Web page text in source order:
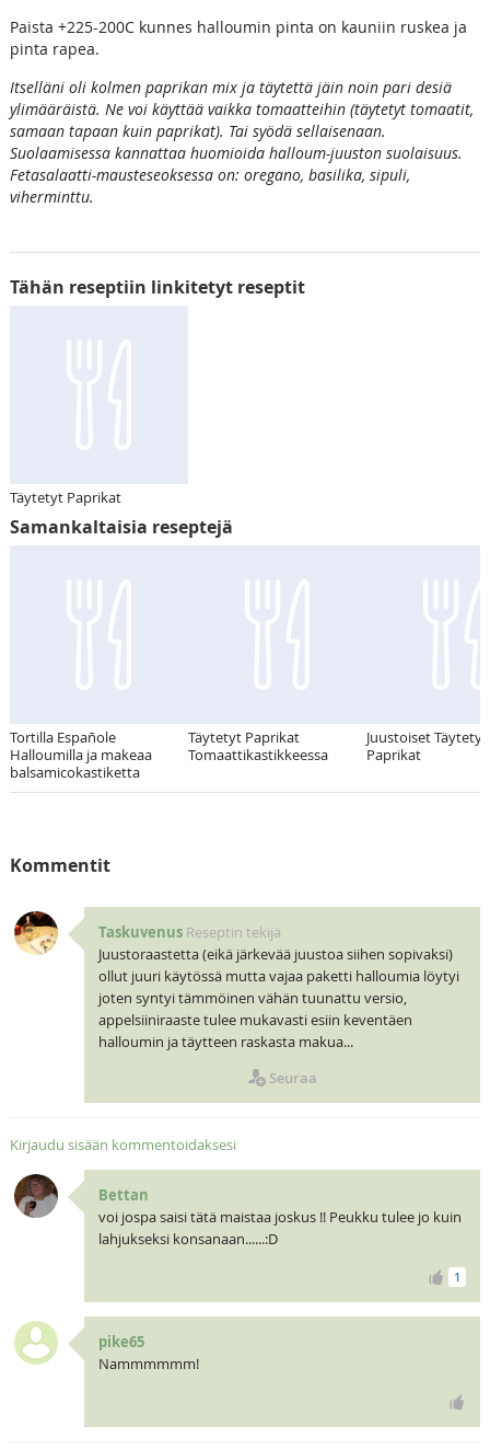
Paista +225-200C kunnes halloumin pinta on kauniin ruskea ja
pinta rapea.
Itselläni oli kolmen paprikan mix ja täytettä jäin noin pari desiä
ylimääräistä. Ne voi käyttää vaikka tomaatteihin (täytetyt tomaatit,
samaan tapaan kuin paprikat). Tai syödä sellaisenaan.
Suolaamisessa kannattaa huomioida halloum-juuston suolaisuus.
Fetasalaatti-mausteseoksessa on: oregano, basilika, sipuli,
viherminttu.
Tähän reseptiin linkitetyt reseptit
Täytetyt Paprikat
Samankaltaisia reseptejä
Tortilla Españole
Halloumilla ja makeaa
balsamicokastiketta
Täytetyt Paprikat
Tomaattikastikkeessa
Juustoiset Täytetyt
Paprikat
Kommentit
Taskuvenus Reseptin tekijä
Juustoraastetta (eikä järkevää juustoa siihen sopivaksi)
ollut juuri käytössä mutta vajaa paketti halloumia löytyi
joten syntyi tämmöinen vähän tuunattu versio,
appelsiiniraaste tulee mukavasti esiin keventäen
halloumin ja täytteen raskasta makua...
Seuraa
Kirjaudu sisään kommentoidaksesi
Bettan
voi jospa saisi tätä maistaa joskus !! Peukku tulee jo kuin
lahjukseksi konsanaan......:D
1
pike65
Nammmmmm!